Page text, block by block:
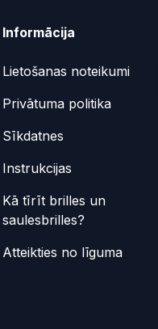
Informācija
Lietošanas noteikumi
Privātuma politika
Sīkdatnes
Instrukcijas
Kā tīrīt brilles un
saulesbrilles?
Atteikties no līguma